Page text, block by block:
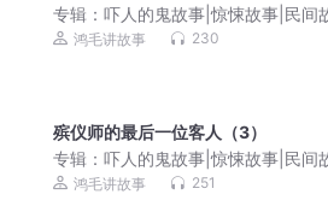
专辑：吓人的鬼故事|惊悚故事|民间
事|志怪故事
鸿毛讲故事 230
殡仪师的最后一位客人（3）
专辑：吓人的鬼故事|惊悚故事|民间
事|志怪故事
鸿毛讲故事 251